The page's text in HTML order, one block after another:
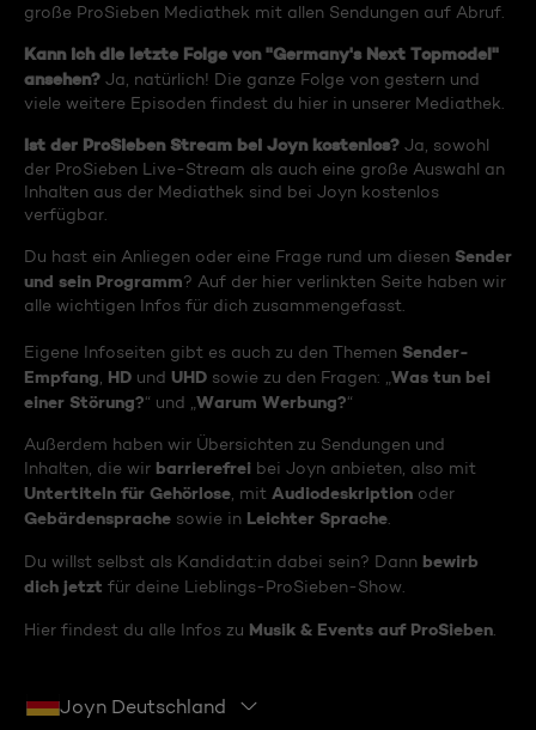
große ProSieben Mediathek mit allen Sendungen auf Abruf.
Kann ich die letzte Folge von "Germany's Next Topmodel"
ansehen? Ja, natürlich! Die ganze Folge von gestern und
viele weitere Episoden findest du hier in unserer Mediathek.
Ist der ProSieben Stream bei Joyn kostenlos? Ja, sowohl
der ProSieben Live-Stream als auch eine große Auswahl an
Inhalten aus der Mediathek sind bei Joyn kostenlos
verfügbar.
Du hast ein Anliegen oder eine Frage rund um diesen Sender
und sein Programm? Auf der hier verlinkten Seite haben wir
alle wichtigen Infos für dich zusammengefasst.
Eigene Infoseiten gibt es auch zu den Themen Sender-
Empfang HD und UHD sowie zu den Fragen: „ Was tun bei
einer Störung?“ und „ Warum Werbung?“
Außerdem haben wir Übersichten zu Sendungen und
Inhalten, die wir barrierefrei bei Joyn anbieten, also mit
Untertiteln für Gehörlose , mit Audiodeskription oder
Gebärdensprache sowie in Leichter Sprache
Du willst selbst als Kandidat:in dabei sein? Dann bewirb
dich jetzt für deine Lieblings-ProSieben-Show.
Hier findest du alle Infos zu Musik & Events auf ProSieben
Joyn Deutschland